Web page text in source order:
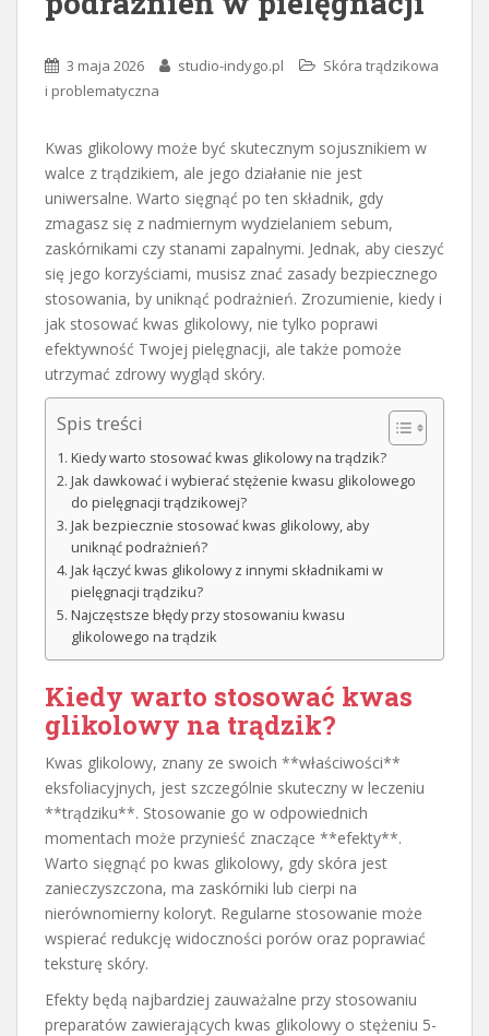
3 maja 2026 studio-indygo.pl
Skóra trądzikowa
i problematyczna
Kwas glikolowy może być skutecznym sojusznikiem w
walce z trądzikiem, ale jego działanie nie jest
uniwersalne. Warto sięgnąć po ten składnik, gdy
zmagasz się z nadmiernym wydzielaniem sebum,
zaskórnikami czy stanami zapalnymi. Jednak, aby cieszyć
się jego korzyściami, musisz znać zasady bezpiecznego
stosowania, by uniknąć podrażnień. Zrozumienie, kiedy i
jak stosować kwas glikolowy, nie tylko poprawi
efektywność Twojej pielęgnacji, ale także pomoże
utrzymać zdrowy wygląd skóry.
Spis treści
Kiedy warto stosować kwas glikolowy na trądzik?
Jak dawkować i wybierać stężenie kwasu glikolowego
do pielęgnacji trądzikowej?
Jak bezpiecznie stosować kwas glikolowy, aby
uniknąć podrażnień?
Jak łączyć kwas glikolowy z innymi składnikami w
pielęgnacji trądziku?
Najczęstsze błędy przy stosowaniu kwasu
glikolowego na trądzik
Kiedy warto stosować kwas
glikolowy na trądzik?
Kwas glikolowy, znany ze swoich **właściwości**
eksfoliacyjnych, jest szczególnie skuteczny w leczeniu
**trądziku**. Stosowanie go w odpowiednich
momentach może przynieść znaczące **efekty**.
Warto sięgnąć po kwas glikolowy, gdy skóra jest
zanieczyszczona, ma zaskórniki lub cierpi na
nierównomierny koloryt. Regularne stosowanie może
wspierać redukcję widoczności porów oraz poprawiać
teksturę skóry.
Efekty będą najbardziej zauważalne przy stosowaniu
preparatów zawierających kwas glikolowy o stężeniu 5-